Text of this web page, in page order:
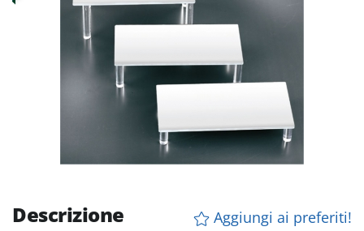
Descrizione
Aggiungi ai preferiti!